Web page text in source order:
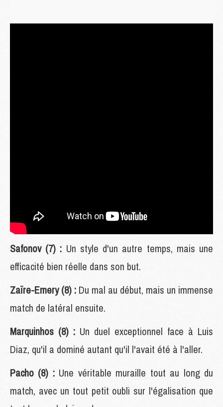
Safonov (7) : Un style d'un autre temps, mais une
efficacité bien réelle dans son but.
Zaïre-Emery (8) : Du mal au début, mais un immense
match de latéral ensuite.
Marquinhos (8) : Un duel exceptionnel face à Luis
Diaz, qu'il a dominé autant qu'il l'avait été à l'aller.
Pacho (8) :Une véritable muraille tout au long du
match, avec un tout petit oubli sur l'égalisation que